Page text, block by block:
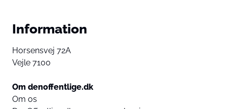
Information
Horsensvej 72A
Vejle 7100
Om denoffentlige.dk
Om os